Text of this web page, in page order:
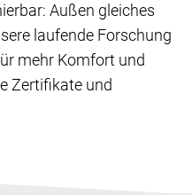
Außen gleiches
laufende Forschung
mehr Komfort und
Zertifikate und